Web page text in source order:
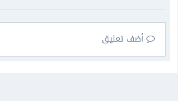
أضف تعليق